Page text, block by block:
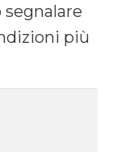
segnalare
più